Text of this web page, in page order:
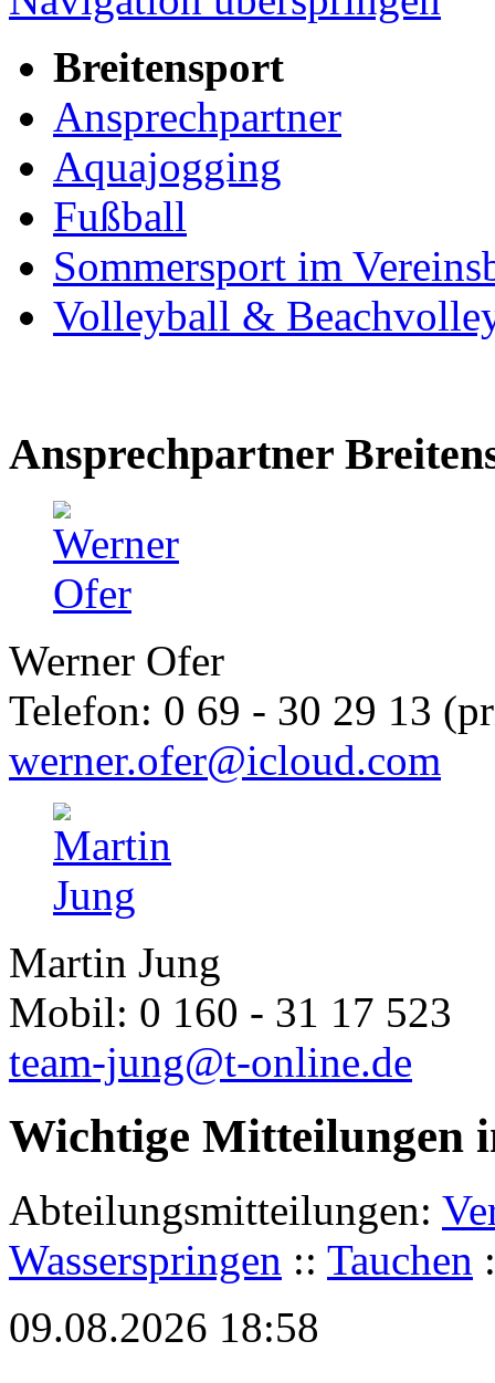
Breitensport
Ansprechpartner
Aquajogging
Fußball
Sommersport im
Volleyball &
Ansprechpartner
Werner Ofer
Telefon: 0 69 - 30 29 13
werner.ofer@icloud.com
Martin Jung
Mobil: 0 160 - 31 17 523
team-jung@t-online.de
Wichtige Mitteilungen
Abteilungsmitteilungen:
Wasserspringen :: Tauchen
09.08.2026 18:58